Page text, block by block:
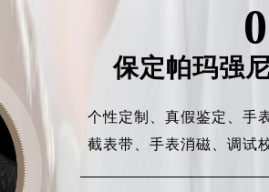
保定帕玛强
个性定制、真假鉴定、手
截表带、手表消磁、调试